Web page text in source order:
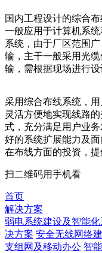
国内工程设计的综合
一般应用于计算机系
系统，由于厂区范围
输，主干一般采用光
输，需根据现场进行设
采用综合布线系统，
灵活方便地实现线路
式，充分满足用户业
好的系统扩展能力及
在布线方面的投资，提
扫二维码用手机看
首页
解决方案
弱电系统建设及智能
决方案 安全无线网络
支组网及移动办公 智